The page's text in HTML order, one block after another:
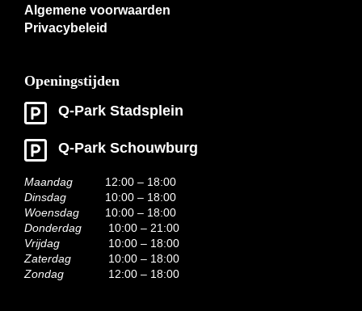
Algemene voorwaarden
Privacybeleid
Openingstijden
Q-Park Stadsplein
Q-Park Schouwburg
Maandag
12:00 – 18:00
Dinsdag
10:00 – 18:00
Woensdag
10:00 – 18:00
Donderdag
10:00 – 21:00
Vrijdag
10:00 – 18:00
Zaterdag
10:00 – 18:00
Zondag
12:00 – 18:00